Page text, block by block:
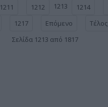
1211 1212 1213 1214
1217 Επόμενο
Τέλος
Σελίδα 1213 από 1817